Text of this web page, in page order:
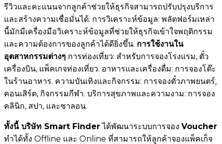
รีวิวและคะแนนจากลูกค้าช่วยให้ธุรกิจสามารถปรับปรุงบริการ
และสร้างความเชื่อมั่นได้. การวิเคราะห์ข้อมูล: พลัตฟอร์มเหล่า
นี้มักมีเครื่องมือวิเคราะห์ข้อมูลที่ช่วยให้ธุรกิจเข้าใจพฤติกรรม
และความต้องการของลูกค้าได้ดียิ่งขึ้น. การใช้งานใน
อุตสาหกรรมต่างๆ การท่องเที่ยว: สำหรับการจองโรงแรม, ตั๋ว
เครื่องบิน, แพ็คเกจท่องเที่ยว. อาหารและเครื่องดื่ม: การจองโต๊ะ
ในร้านอาหาร. ความบันเทิงและกิจกรรม: การจองตั๋วภาพยนตร์,
คอนเสิร์ต, กิจกรรมกีฬา. บริการสุขภาพและความงาม: การจอง
คลินิก, สปา, และซาลอน.
ทั้งนี้ บริษัท Smart Finderได้พัฒนาระบบการจอง Voucher
ทำได้ทั้ง Offline และ Online ที่สามารถให้ลูกค้าจองแพ็คเก็จ